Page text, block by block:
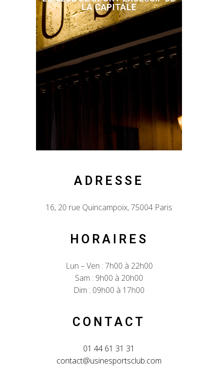
LA CAPITALE
ADRESSE
16, 20 rue Quincampoix, 75004 Paris
HORAIRES
Lun – Ven : 7h00 à 22h00
Sam : 9h00 à 20h00
Dim : 09h00 à 17h00
CONTACT
01 44 61 31 31
contact@usinesportsclub.com